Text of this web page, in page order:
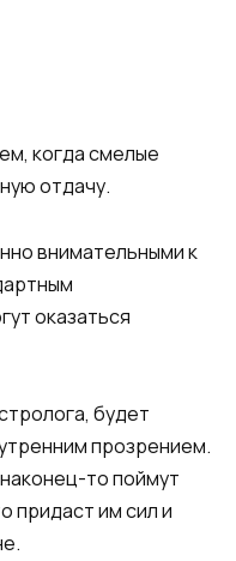
когда смелые
отдачу.
внимательными к
оказаться
будет
прозрением.
то поймут
придаст им сил и